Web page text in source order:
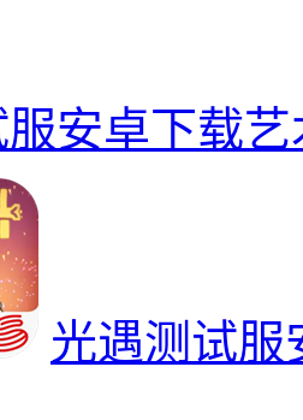
安卓下载
光遇测试服